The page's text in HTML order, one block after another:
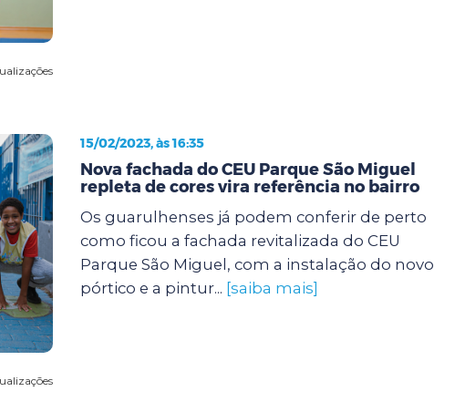
15/02/2023, às 16:35
Nova fachada do CEU Parque São Miguel
repleta de cores vira referência no bairro
Os guarulhenses já podem conferir de perto
como ficou a fachada revitalizada do CEU
Parque São Miguel, com a instalação do novo
pórtico e a pintur... [saiba mais]